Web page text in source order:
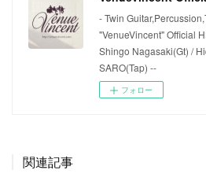
- Twin
"VenueVincent" Official
Shingo Nagasaki(Gt) /
SARO(Tap) --
フォロー
関連記事